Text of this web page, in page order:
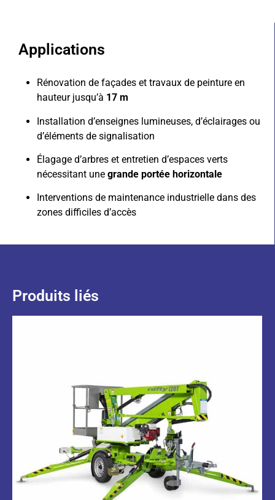
Applications
Rénovation de façades et travaux de peinture en
hauteur jusqu’à 17 m
Installation d’enseignes lumineuses, d’éclairages ou
d’éléments de signalisation
Élagage d’arbres et entretien d’espaces verts
nécessitant une grande portée horizontale
Interventions de maintenance industrielle dans des
zones difficiles d’accès
Produits liés